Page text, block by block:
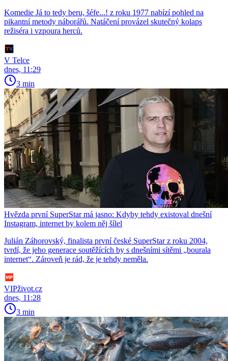
Komedie Já to tedy beru, šéfe...! z roku 1977 nabízí pohled na
pikantní metody náborářů. Natáčení provázel skutečný kolaps
režiséra i vzpoura herců.
V Telce
dnes, 11:29
3 min
Hvězda první SuperStar má jasno: Kdyby tehdy existoval dnešní
Instagram, internet by kolem něj šílel
Julián Záhorovský, finalista první české SuperStar z roku 2004,
tvrdí, že jeho generace soutěžících by s dnešními sítěmi „bourala
internet“. Zároveň je rád, že je tehdy neměla.
VIPživot.cz
dnes, 11:28
3 min